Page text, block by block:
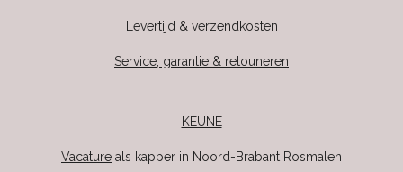
Levertijd & verzendkosten
Service, garantie & retouneren
KEUNE
Vacature als kapper in Noord-Brabant Rosmalen